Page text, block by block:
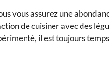
vous assurez une
de cuisiner avec des
il est toujours